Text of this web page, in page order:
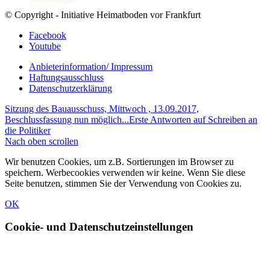
© Copyright - Initiative Heimatboden vor Frankfurt
Facebook
Youtube
Anbieterinformation/ Impressum
Haftungsausschluss
Datenschutzerklärung
Sitzung des Bauausschuss, Mittwoch , 13.09.2017,
Beschlussfassung nun möglich...Erste Antworten auf Schreiben an
die Politiker
Nach oben scrollen
Wir benutzen Cookies, um z.B. Sortierungen im Browser zu
speichern. Werbecookies verwenden wir keine. Wenn Sie diese
Seite benutzen, stimmen Sie der Verwendung von Cookies zu.
OK
Cookie- und Datenschutzeinstellungen